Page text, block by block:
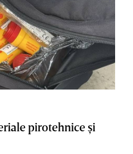
pirotehnice şi